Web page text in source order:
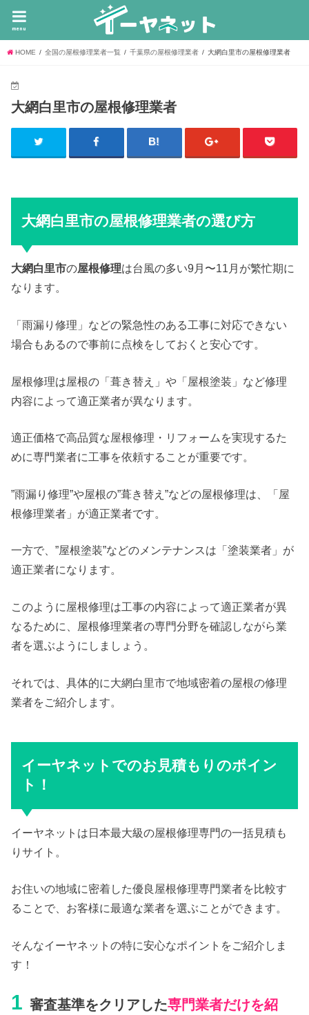
menu
HOME 全国の屋根修理業者一覧 千葉県の屋根修理業者 大網白里市の屋根修理業者
大網白里市の屋根修理業者
大網白里市の屋根修理業者の選び方
大網白里市の屋根修理は台風の多い9月〜11月が繁忙期に
なります。
「雨漏り修理」などの緊急性のある工事に対応できない
場合もあるので事前に点検をしておくと安心です。
屋根修理は屋根の「葺き替え」や「屋根塗装」など修理
内容によって適正業者が異なります。
適正価格で高品質な屋根修理・リフォームを実現するた
めに専門業者に工事を依頼することが重要です。
”雨漏り修理”や屋根の”葺き替え”などの屋根修理は、「屋
根修理業者」が適正業者です。
一方で、”屋根塗装”などのメンテナンスは「塗装業者」が
適正業者になります。
このように屋根修理は工事の内容によって適正業者が異
なるために、屋根修理業者の専門分野を確認しながら業
者を選ぶようにしましょう。
それでは、具体的に大網白里市で地域密着の屋根の修理
業者をご紹介します。
イーヤネットでのお見積もりのポイン
ト！
イーヤネットは日本最大級の屋根修理専門の一括見積も
りサイト。
お住いの地域に密着した優良屋根修理専門業者を比較す
ることで、お客様に最適な業者を選ぶことができます。
そんなイーヤネットの特に安心なポイントをご紹介しま
す！
1 審査基準をクリアした専門業者だけを紹